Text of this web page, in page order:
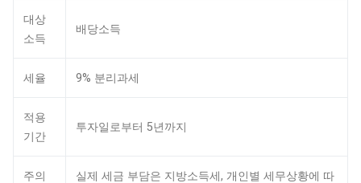
대상
소득
배당소득
세율 9% 분리과세
적용
기간
투자일로부터 5년까지
주의
실제 세금 부담은 지방소득세, 개인별 세무상황에 따